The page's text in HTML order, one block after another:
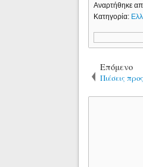
Αναρτήθηκε
Κατηγορία:
Επόμενο
Πιέσεις